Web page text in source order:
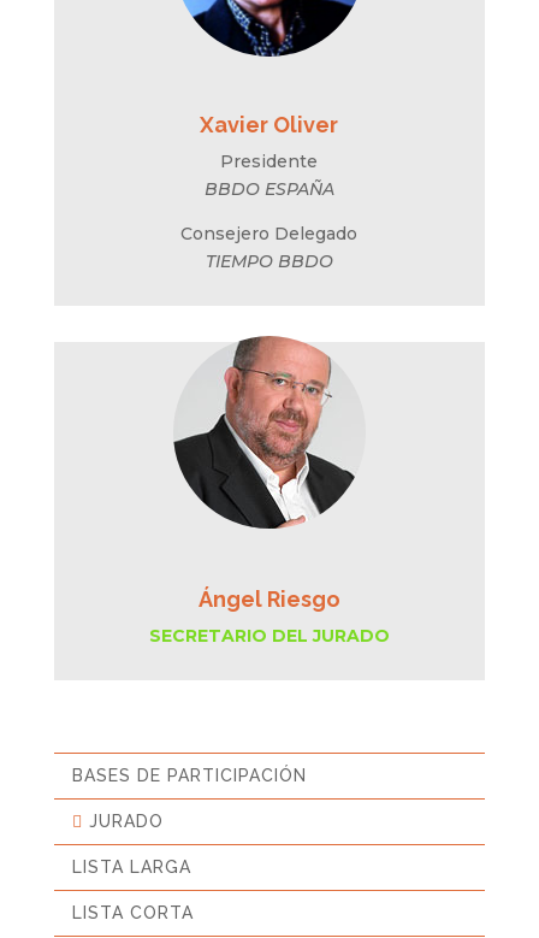
Xavier Oliver
Presidente
BBDO ESPAÑA
Consejero Delegado
TIEMPO BBDO
Ángel Riesgo
SECRETARIO DEL JURADO
BASES DE PARTICIPACIÓN
JURADO
LISTA LARGA
LISTA CORTA